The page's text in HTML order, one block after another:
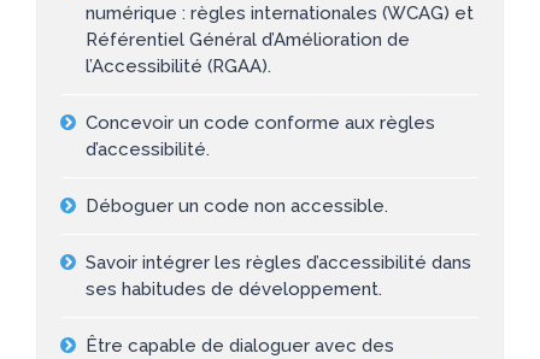
numérique : règles internationales (WCAG) et
Référentiel Général d’Amélioration de
l’Accessibilité (RGAA).
Concevoir un code conforme aux règles
d’accessibilité.
Déboguer un code non accessible.
Savoir intégrer les règles d’accessibilité dans
ses habitudes de développement.
Être capable de dialoguer avec des